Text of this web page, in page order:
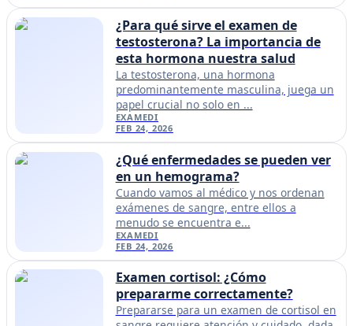
¿Para qué sirve el examen de
testosterona? La importancia de
esta hormona nuestra salud
La testosterona, una hormona
predominantemente masculina, juega un
papel crucial no solo en ...
EXAMEDI
FEB 24, 2026
¿Qué enfermedades se pueden ver
en un hemograma?
Cuando vamos al médico y nos ordenan
exámenes de sangre, entre ellos a
menudo se encuentra e...
EXAMEDI
FEB 24, 2026
Examen cortisol: ¿Cómo
prepararme correctamente?
Prepararse para un examen de cortisol en